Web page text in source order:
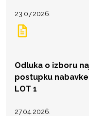
23.07.2026.
Odluka o izboru
postupku
LOT 1
27.04.2026.